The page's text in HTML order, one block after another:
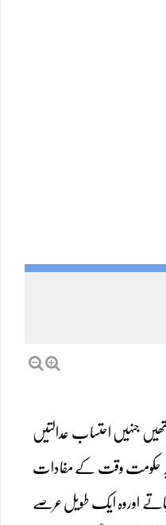
جنہیں احتساب عدالتیں
یہ حکومت وقت کے مفادات
اوروہ ایک طویل عرصے